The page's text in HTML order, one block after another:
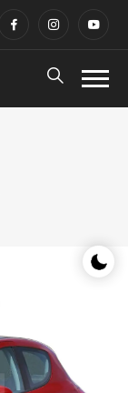
Gece/